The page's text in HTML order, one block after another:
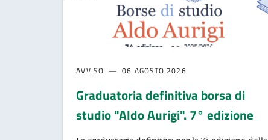
AVVISO 06 AGOSTO 2026
Graduatoria definitiva borsa di
studio "Aldo Aurigi". 7° edizione